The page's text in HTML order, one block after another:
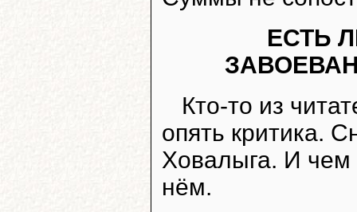
ЕСТЬ
Кто-то из
опять критика.
Ховалыга. И чем
нём.